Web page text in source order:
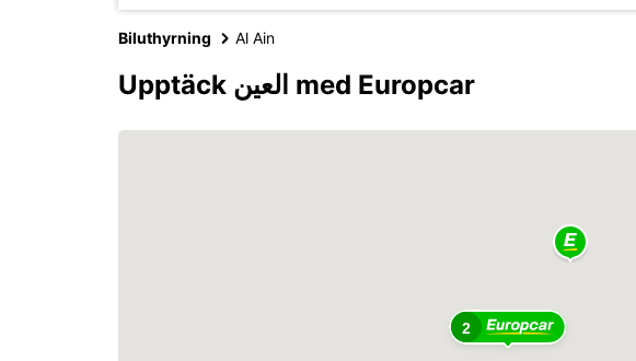
Biluthyrning Al Ain
Upptäck العين med Europcar
2